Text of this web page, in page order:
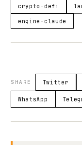
crypto-defi
engine-claude
SHARE Twitter
WhatsApp